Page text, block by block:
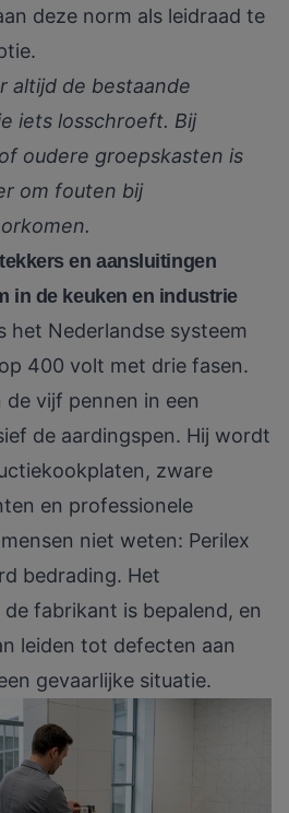
deze norm als leidraad te
altijd de bestaande
iets losschroeft. Bij
oudere groepskasten is
om fouten bij
en aansluitingen
in de keuken en industrie
het Nederlandse systeem
400 volt met drie fasen.
vijf pennen in een
de aardingspen. Hij wordt
zware
en professionele
niet weten: Perilex
bedrading. Het
fabrikant is bepalend, en
leiden tot defecten aan
gevaarlijke situatie.